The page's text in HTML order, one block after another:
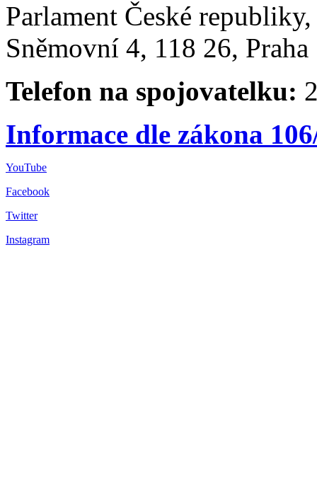
Parlament České
Sněmovní 4, 118 26,
Telefon na spojovatelku:
Informace dle zákona
YouTube
Facebook
Twitter
Instagram